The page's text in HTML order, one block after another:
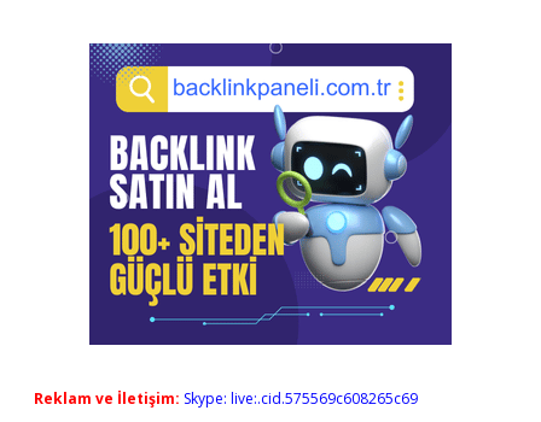
Reklam ve İletişim: Skype: live:.cid.575569c608265c69